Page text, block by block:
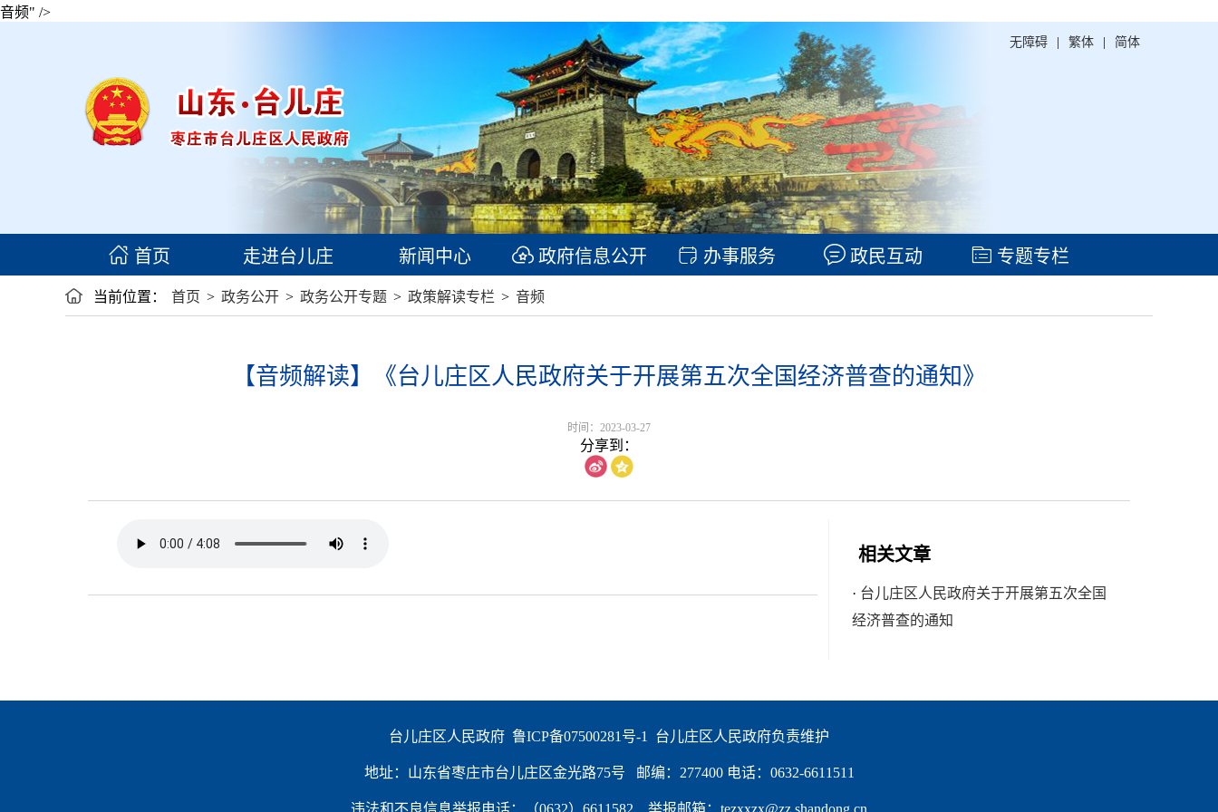
音频" />
无障碍 繁体 简体
首页 走进台儿庄 新闻中心 政府信息公开 办事服务 政民互动 专题专栏
当前位置： 首页 > 政务公开 > 政务公开专题 > 政策解读专栏 > 音频
【音频解读】《台儿庄区人民政府关于开展第五次全国经济普查的通知》
时间：2023-03-27
分享到：
相关文章
· 台儿庄区人民政府关于开展第五次全国
经济普查的通知
台儿庄区人民政府 鲁ICP备07500281号-1
  台儿庄区人民政府负责维护
地址：山东省枣庄市台儿庄区金光路75号   邮编：277400 电话：0632-6611511
违法和不良信息举报电话：（0632）6611582    举报邮箱：tezxxzx@zz.shandong.cn